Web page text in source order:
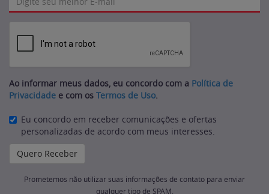
Ao informar meus dados, eu concordo com a Política de
Privacidade e com os Termos de Uso.
Eu concordo em receber comunicações e ofertas
personalizadas de acordo com meus interesses.
Prometemos não utilizar suas informações de contato para enviar
qualquer tipo de SPAM.